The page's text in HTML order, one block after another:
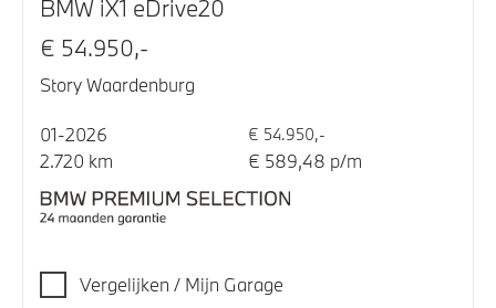
BMW iX1 eDrive20
€ 54.950,-
Story Waardenburg
01-2026 € 54.950,-
2.720 km € 589,48 p/m
Vergelijken / Mijn Garage